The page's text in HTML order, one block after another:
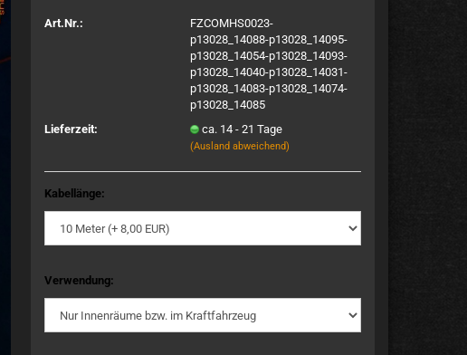
Art.Nr.:
FZCOMHS0023-
p13028_14088-p13028_14095-
p13028_14054-p13028_14093-
p13028_14040-p13028_14031-
p13028_14083-p13028_14074-
p13028_14085
Lieferzeit:
ca. 14 - 21 Tage
(Ausland abweichend)
Kabellänge:
Verwendung: